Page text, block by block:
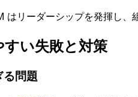
はリーダーシップを発揮し、
い失敗と対策
る問題